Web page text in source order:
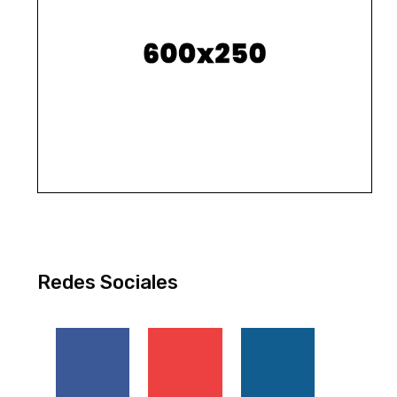
Redes Sociales